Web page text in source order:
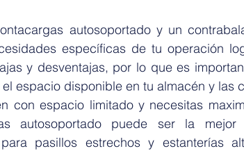
autosoportado y un
específicas de tu operación
y desventajas, por lo que es
espacio disponible en tu almacén y las
con espacio limitado y necesitas
autosoportado puede ser la
pasillos estrechos y estanterías